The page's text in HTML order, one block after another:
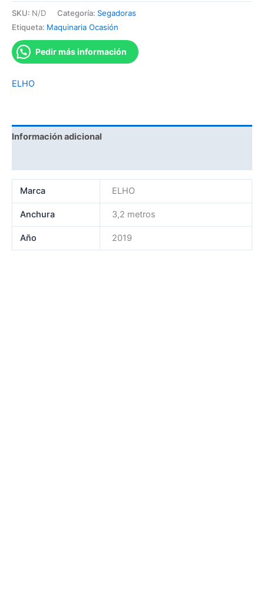
SKU: N/D Categoría: Segadoras
Etiqueta: Maquinaria Ocasión
Pedir más información
ELHO
Información adicional
Marca ELHO
Anchura 3,2 metros
Año 2019